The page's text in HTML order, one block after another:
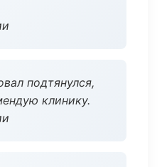
подтянулся,
клинику.